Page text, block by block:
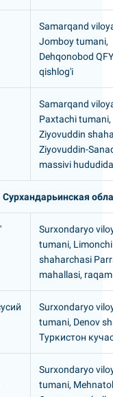
Samarqand
Jomboy tumani,
Dehqonobod
qishlog'i
Samarqand
Paxtachi tumani,
Ziyovuddin
Ziyovuddin-
massivi
Сурхандарьинская
Surxondaryo
tumani, Limonchi
shaharchasi
mahallasi,
Surxondaryo
tumani, Denov
Туркистон
Surxondaryo
tumani,